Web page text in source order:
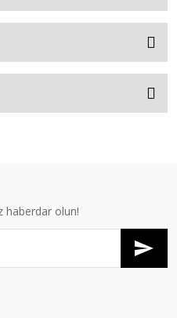
haberdar olun!